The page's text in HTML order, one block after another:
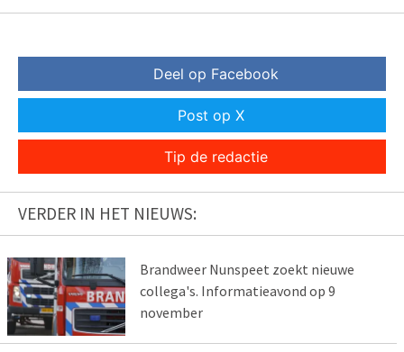
Deel op Facebook
Post op X
Tip de redactie
VERDER IN HET NIEUWS:
Brandweer Nunspeet zoekt nieuwe
collega's. Informatieavond op 9
november